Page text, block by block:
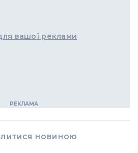
вашої реклами
НОВИНОЮ